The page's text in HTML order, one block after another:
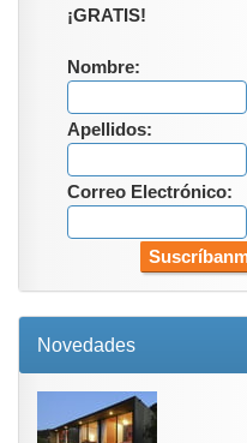
¡GRATIS!
Nombre:
Apellidos:
Correo Electrónico:
Novedades